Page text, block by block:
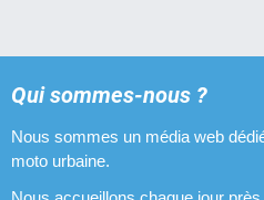
Qui sommes-nous ?
Nous sommes un média web
moto urbaine.